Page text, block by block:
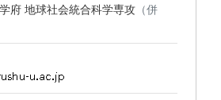
府 地球社会統合科学専攻 （併